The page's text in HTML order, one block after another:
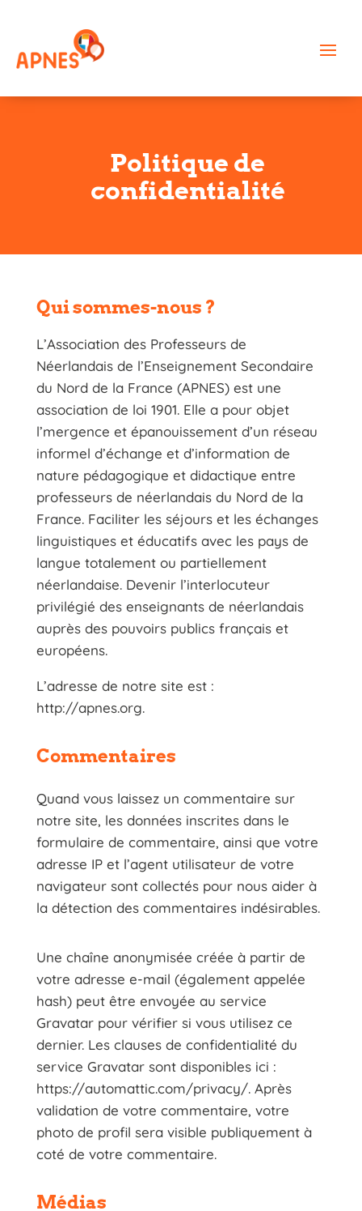
Politique de
confidentialité
Qui sommes-nous ?
L’Association des Professeurs de
Néerlandais de l’Enseignement Secondaire
du Nord de la France (APNES) est une
association de loi 1901. Elle a pour objet
l’mergence et épanouissement d’un réseau
informel d’échange et d’information de
nature pédagogique et didactique entre
professeurs de néerlandais du Nord de la
France. Faciliter les séjours et les échanges
linguistiques et éducatifs avec les pays de
langue totalement ou partiellement
néerlandaise. Devenir l’interlocuteur
privilégié des enseignants de néerlandais
auprès des pouvoirs publics français et
européens.
L’adresse de notre site est :
http://apnes.org.
Commentaires
Quand vous laissez un commentaire sur
notre site, les données inscrites dans le
formulaire de commentaire, ainsi que votre
adresse IP et l’agent utilisateur de votre
navigateur sont collectés pour nous aider à
la détection des commentaires indésirables.
Une chaîne anonymisée créée à partir de
votre adresse e-mail (également appelée
hash) peut être envoyée au service
Gravatar pour vérifier si vous utilisez ce
dernier. Les clauses de confidentialité du
service Gravatar sont disponibles ici :
https://automattic.com/privacy/. Après
validation de votre commentaire, votre
photo de profil sera visible publiquement à
coté de votre commentaire.
Médias